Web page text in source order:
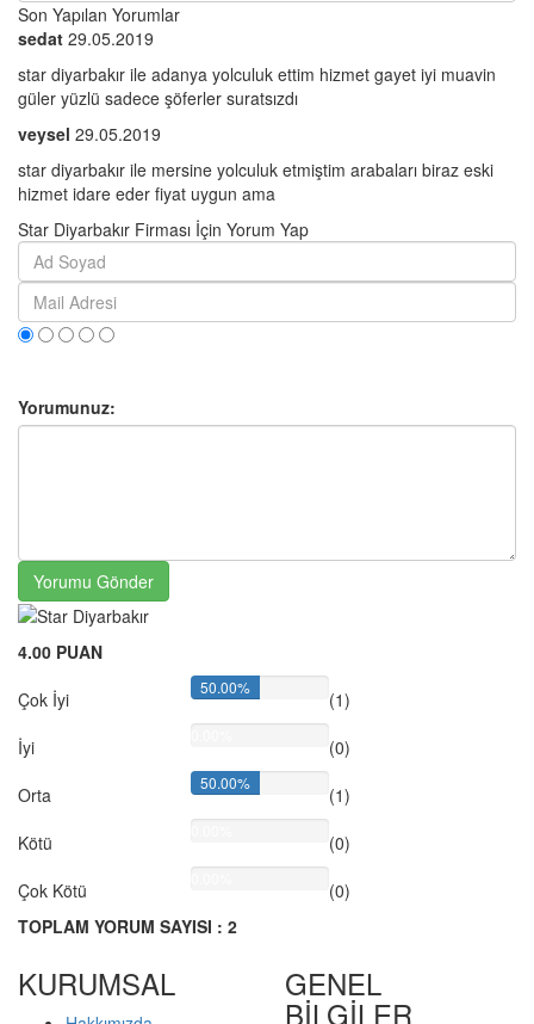
Son Yapılan Yorumlar
sedat 29.05.2019
star diyarbakır ile adanya yolculuk ettim hizmet gayet iyi muavin
güler yüzlü sadece şöferler suratsızdı
veysel 29.05.2019
star diyarbakır ile mersine yolculuk etmiştim arabaları biraz eski
hizmet idare eder fiyat uygun ama
Star Diyarbakır Firması İçin Yorum Yap
Yorumunuz:
Yorumu Gönder
4.00 PUAN
Çok İyi
50.00%
(1)
İyi
(0)
Orta
50.00%
(1)
Kötü
(0)
Çok Kötü
(0)
TOPLAM YORUM SAYISI : 2
KURUMSAL GENEL
BİLGİLER